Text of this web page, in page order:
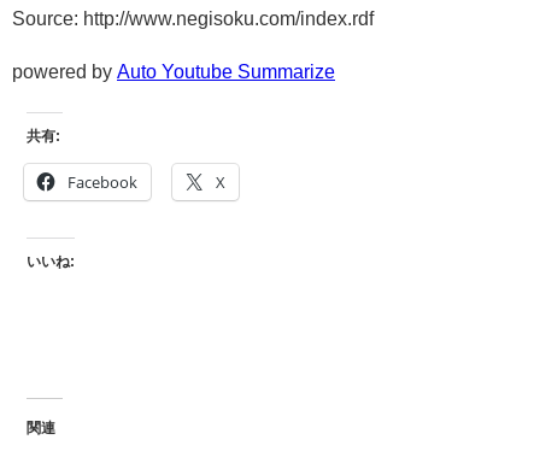
Source: http://www.negisoku.com/index.rdf
powered by Auto Youtube Summarize
共有:
Facebook X
いいね:
関連